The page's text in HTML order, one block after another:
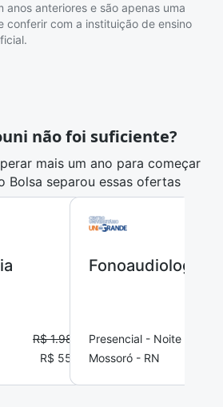
anos anteriores e são apenas uma
conferir com a instituição de ensino
não foi suficiente?
mais um ano para começar
Bolsa separou essas ofertas
R$ 1.987,76
R$ 551,60
Fonoaudiologia
Presencial - Noite
Mossoró - RN